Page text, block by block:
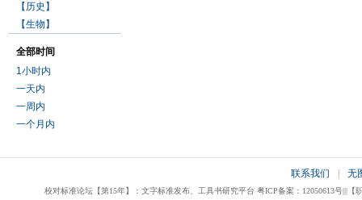
【历史】
【生物】
全部时间
1小时内
一天内
一周内
一个月内
联系我们 无
校对标准论坛【第15年】：文字标准发布、工具书研究平台 粤ICP备案：12050613号|||【